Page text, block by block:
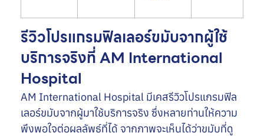
รีวิวโปรแกรมฟิลเลอร์ขมับจากผู้ใช้
บริการจริงที่ AM International
Hospital
AM International Hospital มีเคสรีวิวโปรแกรมฟิล
เลอร์ขมับจากผู้มาใช้บริการจริง ซึ่งหลายท่านให้ความ
พึงพอใจต่อผลลัพธ์ที่ได้ จากภาพจะเห็นได้ว่าขมับที่ดู